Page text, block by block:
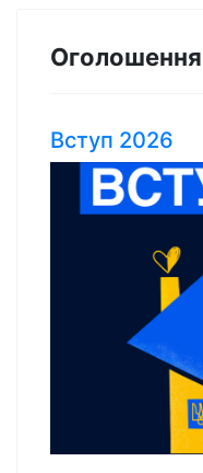
Оголошення
Вступ 2026